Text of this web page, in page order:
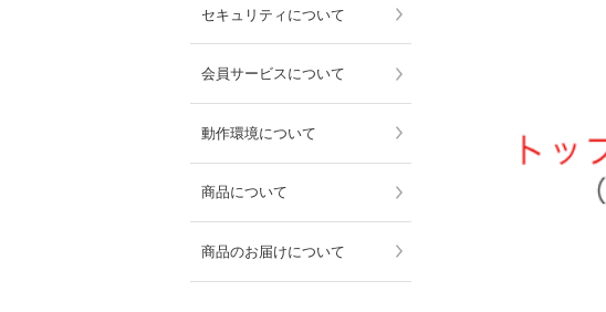
セキュリティについて
会員サービスについて
動作環境について
商品について
商品のお届けについて